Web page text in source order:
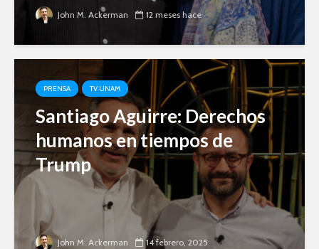
John M. Ackerman 12 meses hace
PRENSA TV UNAM
Santiago Aguirre: Derechos
humanos en tiempos de
Trump
John M. Ackerman 14 febrero, 2025